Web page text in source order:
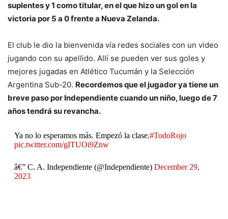
suplentes y 1 como titular, en el que hizo un gol en la
victoria por 5 a 0 frente a Nueva Zelanda.
El club le dio la bienvenida vía redes sociales con un video
jugando con su apellido. Allí se pueden ver sus goles y
mejores jugadas en Atlético Tucumán y la Selección
Argentina Sub-20. Recordemos que el jugador ya tiene un
breve paso por Independiente cuando un niño, luego de 7
años tendrá su revancha.
Ya no lo esperamos más. Empezó la clase.#TodoRojo
pic.twitter.com/gITUOi9Znw
â€” C. A. Independiente (@Independiente) December 29,
2023